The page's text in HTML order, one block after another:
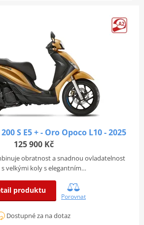
S E5 + - Oro Opoco L10 - 2025
125 900 Kč
obratnost a snadnou ovladatelnost
velkými koly s elegantním…
produktu
Porovnat
Dostupné za na dotaz